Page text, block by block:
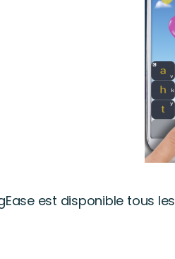
est disponible tous